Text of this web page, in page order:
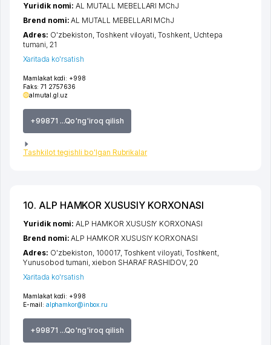
Mamlakat kodi: +998
Faks: 71 2757636
almutal.gl.uz
+99871 ...Qo'ng'iroq qilish
Tashkilot tegishli bo'lgan Rubrikalar
Yuridik nomi:AL MUTALL MEBELLARI MChJ
Brend nomi:AL MUTALL MEBELLARI MChJ
Adres: O'zbekiston,Toshkent viloyati ,Toshkent, Uchtepa
tumani , 21
Xaritada ko'rsatish
10. ALP HAMKOR XUSUSIY KORXONASI
Mamlakat kodi: +998
E-mail: alphamkor@inbox.ru
+99871 ...Qo'ng'iroq qilish
Yuridik nomi:ALP HAMKOR XUSUSIY KORXONASI
Brend nomi:ALP HAMKOR XUSUSIY KORXONASI
Adres: O'zbekiston, 100017, Toshkent viloyati Toshkent
Yunusobod tumani ,xiеbon SHARAF RASHIDOV, 20
Xaritada ko'rsatish